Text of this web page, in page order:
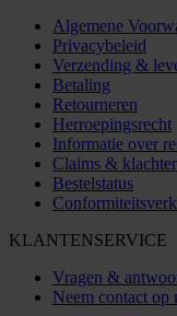
Algemene
Privacybeleid
Verzending &
Betaling
Retourneren
Herroepingsrecht
Informatie over
Claims &
Bestelstatus
KLANTENSERVICE
Vragen &
Neem contact op